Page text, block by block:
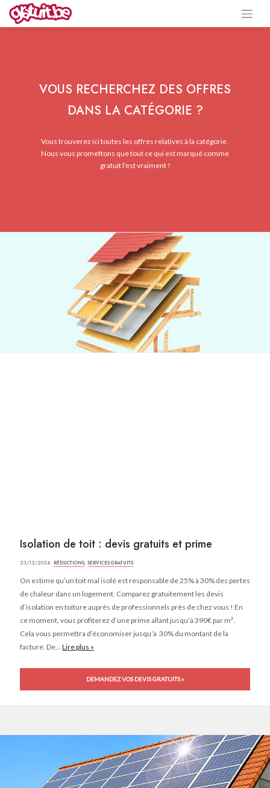
VOUS RECHERCHEZ DES OFFRES
DANS LA CATÉGORIE ?
Vous trouverez ici toutes les offres relatives à la catégorie .
Nous vous promettons que tout ce qui est marqué comme
gratuit l'est vraiment !
Isolation de toit : devis gratuits et prime
23/12/2024 · RÉDUCTIONS, SERVICES GRATUITS
On estime qu’un toit mal isolé est responsable de 25% à 30% des pertes
de chaleur dans un logement. Comparez gratuitement les devis
d’isolation en toiture auprès de professionnels près de chez vous ! En
ce moment, vous profiterez d’une prime allant jusqu’à 390€ par m².
Cela vous permettra d’économiser jusqu’à 30% du montant de la
facture. De... Lire plus »
DEMANDEZ VOS DEVIS GRATUITS »